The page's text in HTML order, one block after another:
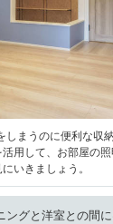
しまうのに便利な収
用して、お部屋の
いきましょう。
ングと洋室との間